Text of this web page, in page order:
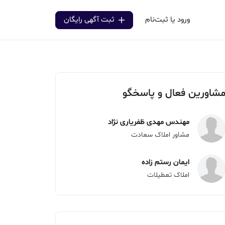
ورود یا ثبت‌نام ثبت آگهی رایگان
فعال و پاسخگو
مهندس مهدی ظفریاری نژاد
مشاور املاک سعادت
ایمان رستم زاده
املاک تعطیلات